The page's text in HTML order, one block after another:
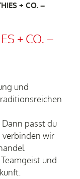
+ CO. –
+ CO. –
und
passt du
verbinden wir
und